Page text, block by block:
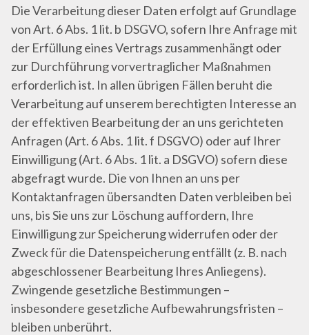
Die Verarbeitung dieser Daten erfolgt auf Grundlage
von Art. 6 Abs. 1 lit. b DSGVO, sofern Ihre Anfrage mit
der Erfüllung eines Vertrags zusammenhängt oder
zur Durchführung vorvertraglicher Maßnahmen
erforderlich ist. In allen übrigen Fällen beruht die
Verarbeitung auf unserem berechtigten Interesse an
der effektiven Bearbeitung der an uns gerichteten
Anfragen (Art. 6 Abs. 1 lit. f DSGVO) oder auf Ihrer
Einwilligung (Art. 6 Abs. 1 lit. a DSGVO) sofern diese
abgefragt wurde. Die von Ihnen an uns per
Kontaktanfragen übersandten Daten verbleiben bei
uns, bis Sie uns zur Löschung auffordern, Ihre
Einwilligung zur Speicherung widerrufen oder der
Zweck für die Datenspeicherung entfällt (z. B. nach
abgeschlossener Bearbeitung Ihres Anliegens).
Zwingende gesetzliche Bestimmungen –
insbesondere gesetzliche Aufbewahrungsfristen –
bleiben unberührt.